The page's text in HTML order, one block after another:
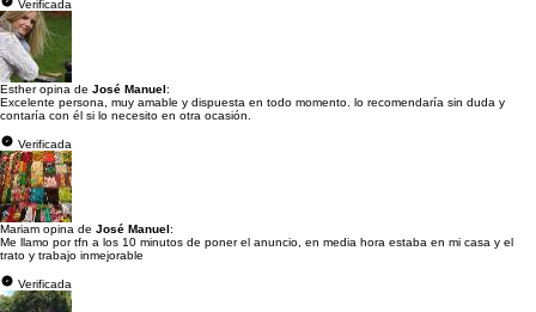
Verificada
Esther opina de José Manuel:
Excelente persona, muy amable y dispuesta en todo momento. lo recomendaría sin duda y
contaría con él si lo necesito en otra ocasión.
Verificada
Mariam opina de José Manuel:
Me llamo por tfn a los 10 minutos de poner el anuncio, en media hora estaba en mi casa y el
trato y trabajo inmejorable
Verificada